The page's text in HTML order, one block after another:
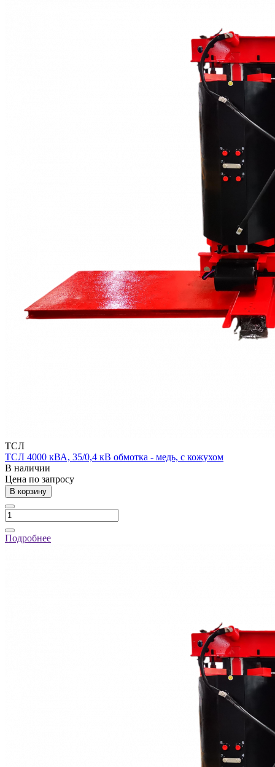
ТСЛ
ТСЛ 4000 кВА, 35/0,4 кВ обмотка - медь, с кожухом
В наличии
Цена по запросу
В корзину
Подробнее